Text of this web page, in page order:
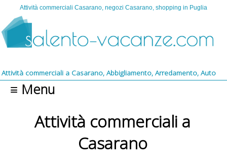
Attività commerciali Casarano, negozi Casarano, shopping in Puglia
commerciali a Casarano, Abbigliamento, Arredamento,
≡ Menu
Attività commerciali a
Casarano